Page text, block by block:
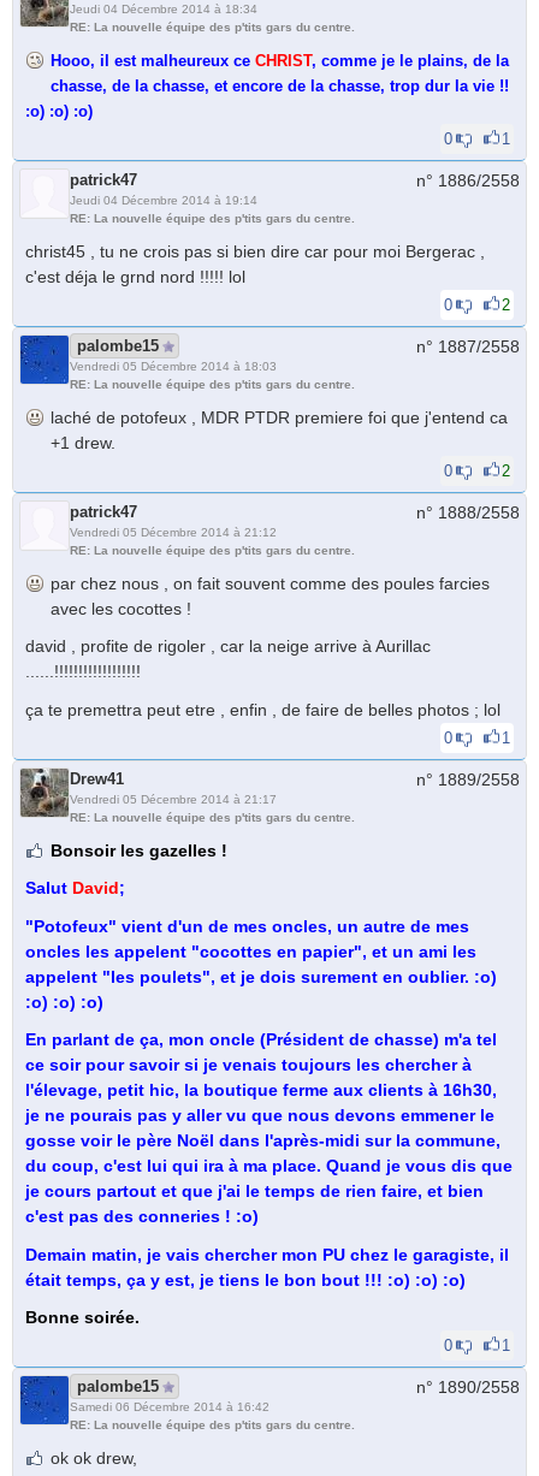
Jeudi 04 Décembre 2014 à 18:34
RE: La nouvelle équipe des p'tits gars du centre.
Hooo, il est malheureux ce CHRIST, comme je le plains, de la
chasse, de la chasse, et encore de la chasse, trop dur la vie !!
:o) :o) :o)
0
1
patrick47
Jeudi 04 Décembre 2014 à 19:14
RE: La nouvelle équipe des p'tits gars du centre.
n° 1886/2558
christ45 , tu ne crois pas si bien dire car pour moi Bergerac ,
c'est déja le grnd nord !!!!! lol
0 2
palombe15
Vendredi 05 Décembre 2014 à 18:03
RE: La nouvelle équipe des p'tits gars du centre.
n° 1887/2558
laché de potofeux , MDR PTDR premiere foi que j'entend ca
+1 drew.
0 2
patrick47
Vendredi 05 Décembre 2014 à 21:12
RE: La nouvelle équipe des p'tits gars du centre.
n° 1888/2558
par chez nous , on fait souvent comme des poules farcies
avec les cocottes !
david , profite de rigoler , car la neige arrive à Aurillac
......!!!!!!!!!!!!!!!!!!
ça te premettra peut etre , enfin , de faire de belles photos ; lol
0 1
Drew41
Vendredi 05 Décembre 2014 à 21:17
RE: La nouvelle équipe des p'tits gars du centre.
n° 1889/2558
Bonsoir les gazelles !
Salut David;
"Potofeux" vient d'un de mes oncles, un autre de mes
oncles les appelent "cocottes en papier", et un ami les
appelent "les poulets", et je dois surement en oublier. :o)
:o) :o) :o)
En parlant de ça, mon oncle (Président de chasse) m'a tel
ce soir pour savoir si je venais toujours les chercher à
l'élevage, petit hic, la boutique ferme aux clients à 16h30,
je ne pourais pas y aller vu que nous devons emmener le
gosse voir le père Noël dans l'après-midi sur la commune,
du coup, c'est lui qui ira à ma place. Quand je vous dis que
je cours partout et que j'ai le temps de rien faire, et bien
c'est pas des conneries ! :o)
Demain matin, je vais chercher mon PU chez le garagiste, il
était temps, ça y est, je tiens le bon bout !!! :o) :o) :o)
Bonne soirée.
0 1
palombe15
Samedi 06 Décembre 2014 à 16:42
RE: La nouvelle équipe des p'tits gars du centre.
n° 1890/2558
ok ok drew,